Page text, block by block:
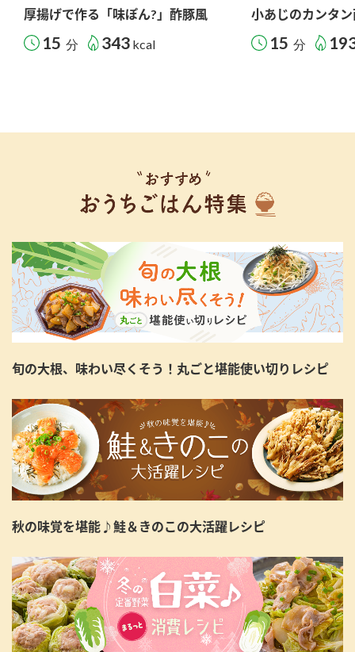
厚揚げで作る「味ぽん?」酢豚風
15 分 343 kcal
小あじのカンタ
15 分
旬の大根、味わい尽くそう！丸ごと堪能使い切りレシピ
秋の味覚を堪能♪鮭＆きのこの大活躍レシピ